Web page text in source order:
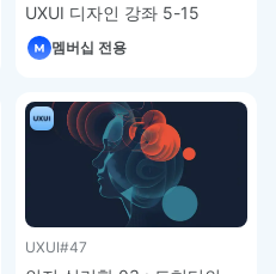
UXUI 디자인 강좌 5-15
멤버십 전용
UXUI#47